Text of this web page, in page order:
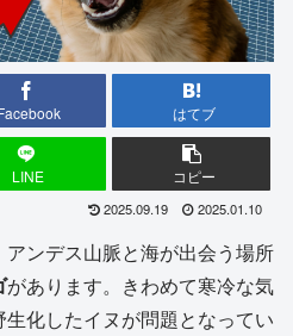
はてブ
LINE コピー
2025.09.19 2025.01.10
ンデス山脈と海が出会う場所
があります。きわめて寒冷な気
化したイヌが問題となってい